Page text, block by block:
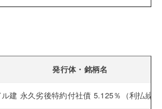
発行体・銘柄名
建 永久劣後特約付社債 5.125％（利払繰